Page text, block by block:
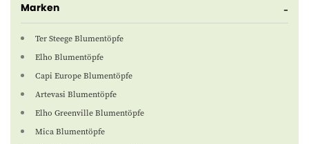
Marken
Ter Steege Blumentöpfe
Elho Blumentöpfe
Capi Europe Blumentöpfe
Artevasi Blumentöpfe
Elho Greenville Blumentöpfe
Mica Blumentöpfe